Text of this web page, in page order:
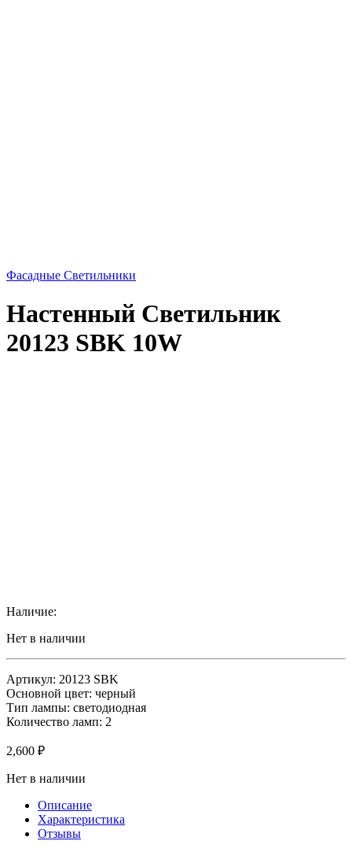
Фасадные Светильники
Настенный Светильник
20123 SBK 10W
Наличие:
Нет в наличии
Артикул: 20123 SBK
Основной цвет: черный
Тип лампы: светодиодная
Количество ламп: 2
2,600 ₽
Нет в наличии
Описание
Характеристика
Отзывы